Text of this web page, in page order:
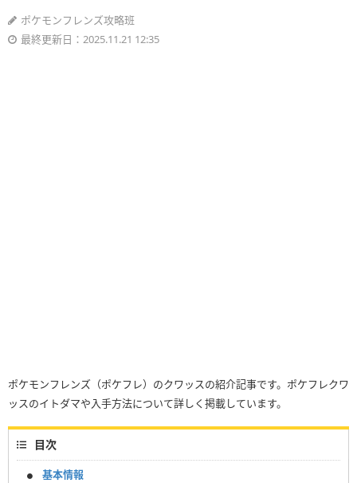
ポケモンフレンズ攻略班
最終更新日：2025.11.21 12:35
ポケモンフレンズ（ポケフレ）のクワッスの紹介記事です。ポケフレクワ
ッスのイトダマや入手方法について詳しく掲載しています。
目次
基本情報